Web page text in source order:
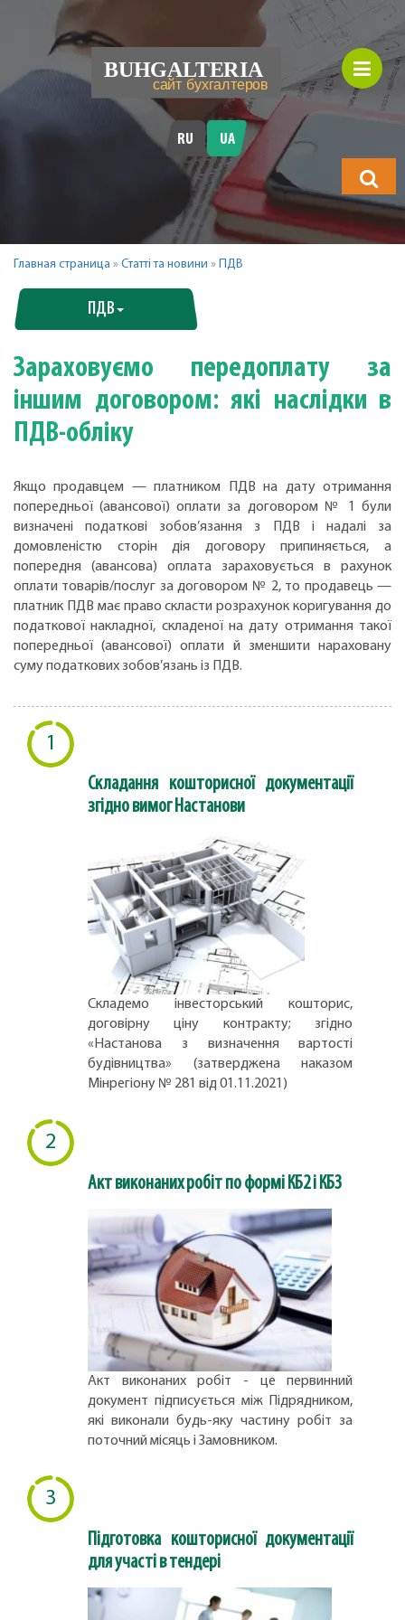
RU UA
Главная страница » Статті та новини » ПДВ
ПДВ
Зараховуємо передоплату за
іншим договором: які наслідки в
ПДВ-обліку
Якщо продавцем — платником ПДВ на дату отримання
попередньої (авансової) оплати за договором № 1 були
визначені податкові зобов’язання з ПДВ і надалі за
домовленістю сторін дія договору припиняється, а
попередня (авансова) оплата зараховується в рахунок
оплати товарів/послуг за договором № 2, то продавець —
платник ПДВ має право скласти розрахунок коригування до
податкової накладної, складеної на дату отримання такої
попередньої (авансової) оплати й зменшити нараховану
суму податкових зобов’язань із ПДВ.
1
Складання кошторисної документації
згідно вимог Настанови
Складемо інвесторський кошторис,
договірну ціну контракту; згідно
«Настанова з визначення вартості
будівництва» (затверджена наказом
Мінрегіону № 281 від 01.11.2021)
2
Акт виконаних робіт по формі КБ2 і КБ3
Акт виконаних робіт - це первинний
документ підписується між Підрядником,
які виконали будь-яку частину робіт за
поточний місяць і Замовником.
3
Підготовка кошторисної документації
для участі в тендері